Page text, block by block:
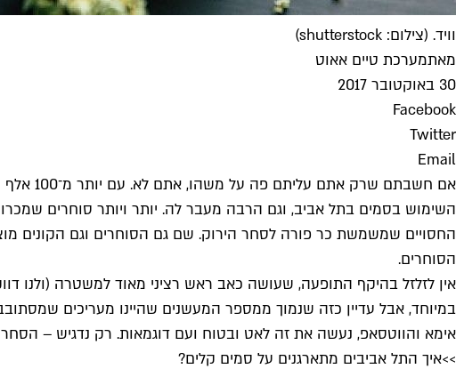
וויד. (צילום: shutterstock)
מאתמערכת טיים אאוט
30 באוקטובר 2017
Facebook
Twitter
Email
השימוש בסמים בתל אביב, וגם הרבה מעבר לה. יותר ויותר סוחרים
החסויים שמשמשת כר פורה לסחר הירוק. שם גם הסוחרים וגם הקונים
הסוחרים.
במיוחד, אבל עדיין כזה שנמוך ממספר המעשנים שהיינו מעריכים
אימא והווטסאפ, נעשה את זה לאט ובטוח ועם דוגמאות. רק נדגיש –
>>איך התל אביבים מתארגנים על סמים קלים?